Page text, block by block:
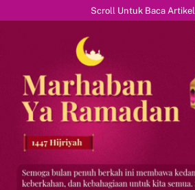
ke
Scroll Untuk Baca Artikel